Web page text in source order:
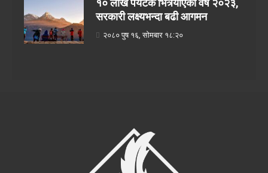
१० लाख पर्यटक भित्र्याएको वर्ष २०२३,
सरकारी लक्ष्यभन्दा बढी आगमन
२०८० पुष १६, सोमबार १८:२०